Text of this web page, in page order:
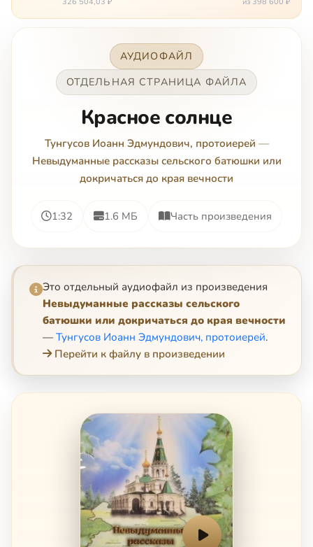
АУДИОФАЙЛ
ОТДЕЛЬНАЯ СТРАНИЦА ФАЙЛА
Красное солнце
Тунгусов Иоанн Эдмундович, протоиерей —
Невыдуманные рассказы сельского батюшки или
докричаться до края вечности
1:32 1.6 МБ Часть произведения
Это отдельный аудиофайл из произведения
Невыдуманные рассказы сельского
батюшки или докричаться до края вечности
— Тунгусов Иоанн Эдмундович, протоиерей.
Перейти к файлу в произведении